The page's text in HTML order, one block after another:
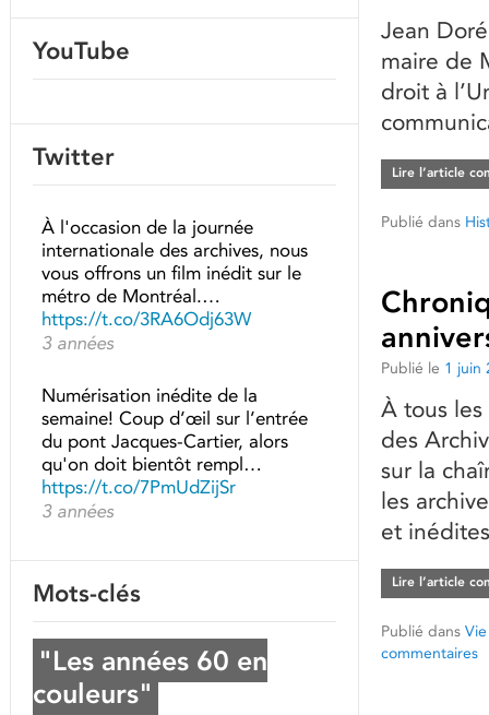
Jean
maire de
droit à
Lire l’article
Publié dans
Publié le 1 juin
À tous
des
sur la
les
et
Lire l’article
Publié dans
commentaires
YouTube
Twitter
À l'occasion de la journée
internationale des archives, nous
vous offrons un film inédit sur le
métro de Montréal.…
https://t.co/3RA6Odj63W
3 années
Numérisation inédite de la
semaine! Coup d’œil sur l’entrée
du pont Jacques-Cartier, alors
qu'on doit bientôt rempl…
https://t.co/7PmUdZijSr
3 années
Mots-clés
"Les années 60 en
couleurs"